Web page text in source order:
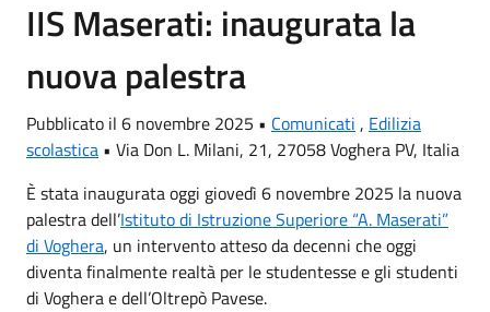
IIS Maserati: inaugurata la
nuova palestra
Pubblicato il 6 novembre 2025 • Comunicati , Edilizia
scolastica • Via Don L. Milani, 21, 27058 Voghera PV, Italia
È stata inaugurata oggi giovedì 6 novembre 2025 la nuova
palestra dell’Istituto di Istruzione Superiore “A. Maserati”
di Voghera, un intervento atteso da decenni che oggi
diventa finalmente realtà per le studentesse e gli studenti
di Voghera e dell’Oltrepò Pavese.